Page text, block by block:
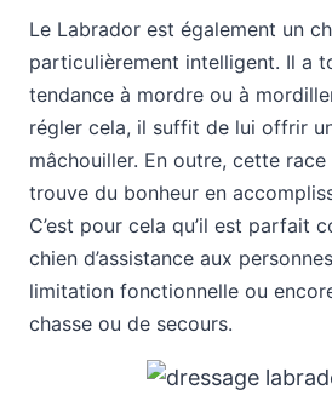
Le Labrador est également un
particulièrement intelligent. Il a
tendance à mordre ou à
régler cela, il suffit de lui offrir
mâchouiller. En outre, cette
trouve du bonheur en
C’est pour cela qu’il est parfait
chien d’assistance aux
limitation fonctionnelle ou
chasse ou de secours.